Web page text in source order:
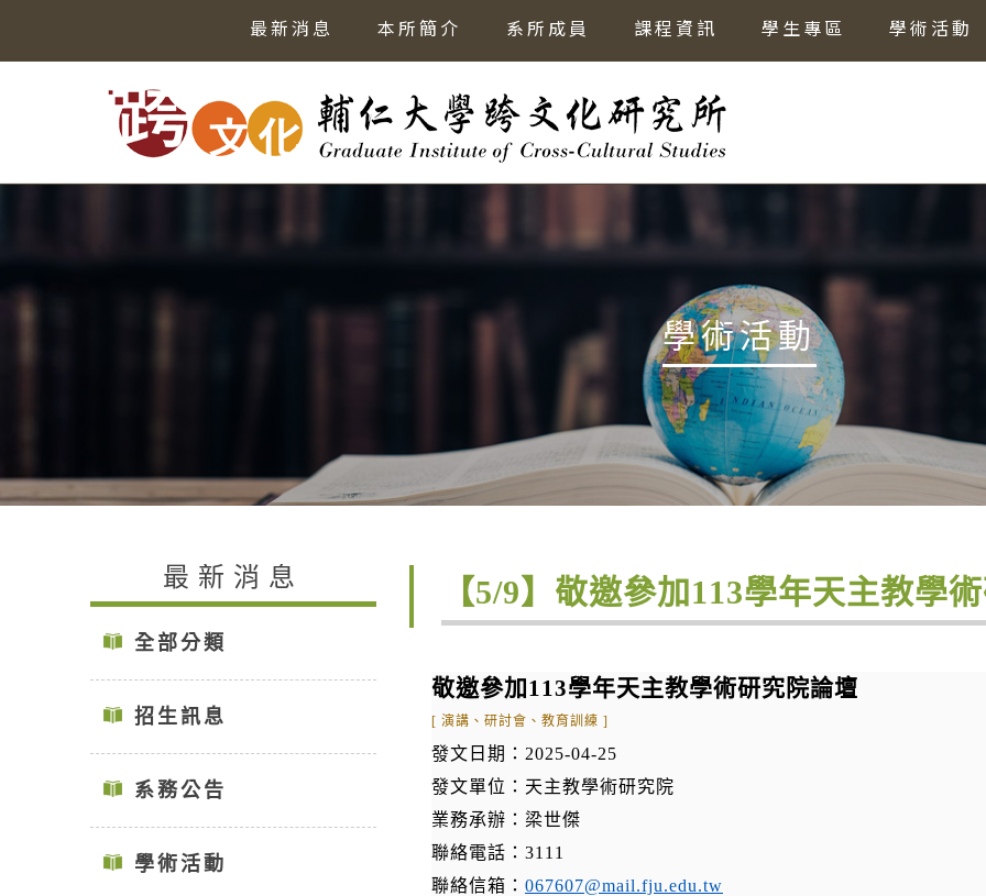
最新消息 本所簡介 系所成員 課程資訊 學生專區 學術活動
學術活動
最新消息
全部分類
招生訊息
系務公告
學術活動
【5/9】敬邀參加113學年天主教學
敬邀參加113學年天主教學術研究院論壇
[ 演講、研討會、教育訓練 ]
發文日期：2025-04-25
發文單位：天主教學術研究院
業務承辦：梁世傑
聯絡電話：3111
聯絡信箱： 067607@mail.fju.edu.tw